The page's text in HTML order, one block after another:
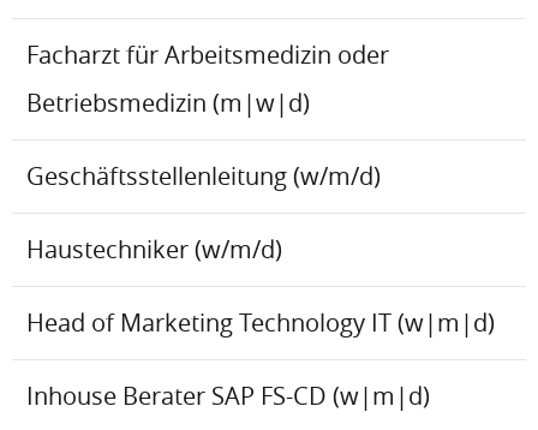
Facharzt für Arbeitsmedizin oder
Betriebsmedizin (m|w|d)
Geschäftsstellenleitung (w/m/d)
Haustechniker (w/m/d)
Head of Marketing Technology IT (w|m|d)
Inhouse Berater SAP FS-CD (w|m|d)